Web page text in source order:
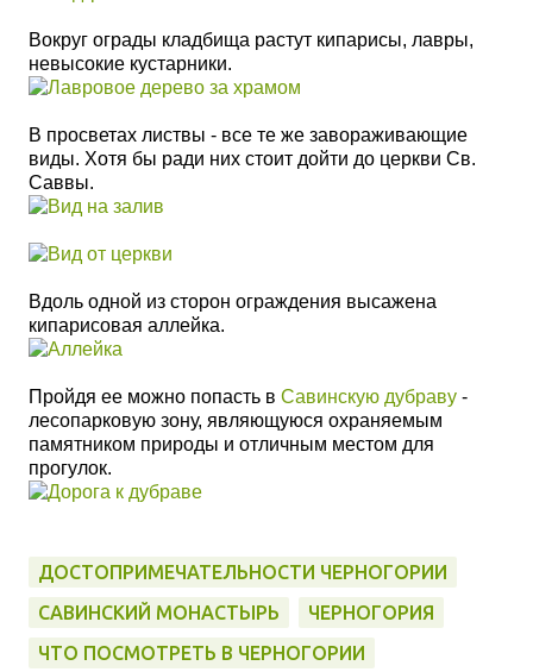
Вокруг ограды кладбища растут кипарисы, лавры,
невысокие кустарники.
В просветах листвы - все те же завораживающие
виды. Хотя бы ради них стоит дойти до церкви Св.
Саввы.
Вдоль одной из сторон ограждения высажена
кипарисовая аллейка.
Пройдя ее можно попасть в Савинскую дубраву -
лесопарковую зону, являющуюся охраняемым
памятником природы и отличным местом для
прогулок.
ДОСТОПРИМЕЧАТЕЛЬНОСТИ ЧЕРНОГОРИИ
САВИНСКИЙ МОНАСТЫРЬ
ЧЕРНОГОРИЯ
ЧТО ПОСМОТРЕТЬ В ЧЕРНОГОРИИ